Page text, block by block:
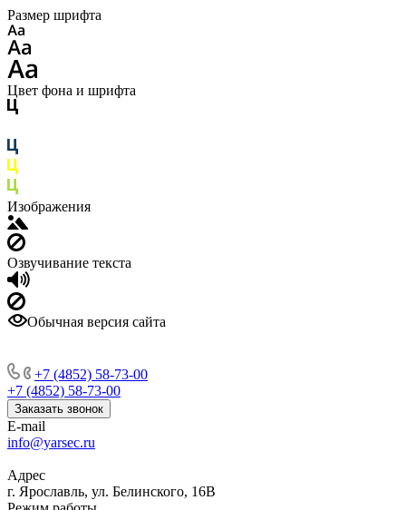
Размер шрифта
Цвет фона и шрифта
Изображения
Озвучивание текста
Обычная версия сайта
+7 (4852) 58-73-00
+7 (4852) 58-73-00
Заказать звонок
E-mail
info@yarsec.ru
Адрес
г. Ярославль, ул. Белинского, 16В